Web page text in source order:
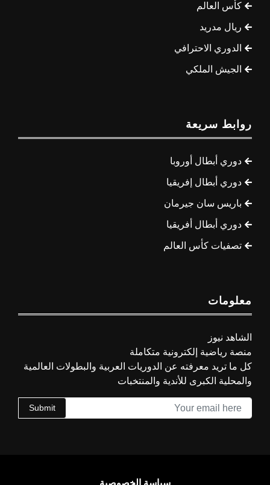
كأس العالم
ريال مدريد
الدوري الاحترافي
الجيش الملكي
روابط سريعة
دوري أبطال أوروبا
دوري أبطال إفريقيا
باريس سان جيرمان
دوري أبطال أفريقيا
تصفيات كأس العالم
معلومات
الشاهد نيوز
منصة رياضية إلكترونية متكاملة
كل ما تريد معرفته عن الدوريات العربية والبطولات العالمية
والمحلية الكبرى للأندية والمنتخبات
Submit